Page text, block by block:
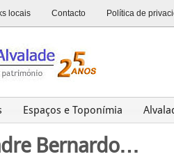
locais Contacto Política de
Espaços e Toponímia
História Património
Bernardo…